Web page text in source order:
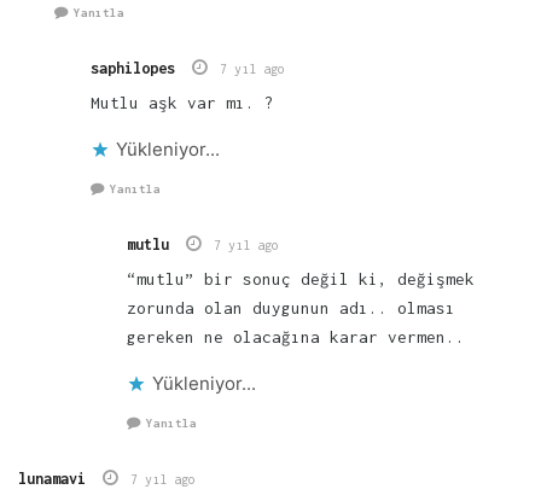
Yanıtla
saphilopes 7 yıl ago
Mutlu aşk var mı. ?
Yükleniyor...
Yanıtla
mutlu 7 yıl ago
“mutlu” bir sonuç değil ki, değişmek
zorunda olan duygunun adı.. olması
gereken ne olacağına karar vermen..
Yükleniyor...
Yanıtla
lunamavi 7 yıl ago